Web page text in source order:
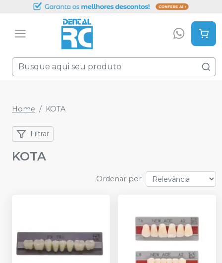
Home KOTA
Filtrar
KOTA
Ordenar por